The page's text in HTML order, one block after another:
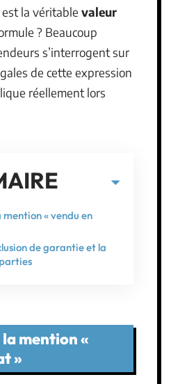
la véritable valeur
? Beaucoup
s’interrogent sur
de cette expression
réellement lors
mention « vendu en
de garantie et la
la mention «
»